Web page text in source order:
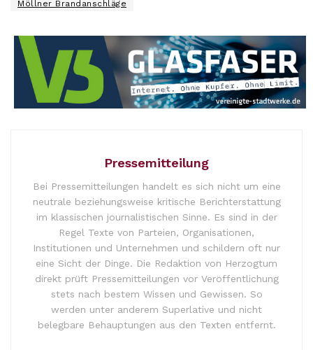
Möllner Brandanschläge
Pressemitteilung
Bei Pressemitteilungen handelt es sich nicht um eine
neutrale beziehungsweise kritische Berichterstattung
im klassischen journalistischen Sinne. Es sind in der
Regel Texte von Parteien, Organisationen,
Institutionen und Unternehmen und schildern oft nur
eine Sicht der Dinge. Die Redaktion von Herzogtum
direkt prüft Pressemitteilungen vor Veröffentlichung
stets nach bestem Wissen und Gewissen. So
werden unter anderem Superlative und nicht
belegbare Behauptungen aus den Texten entfernt.